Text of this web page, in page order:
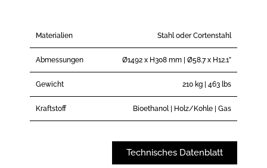
Materialien Stahl oder Cortenstahl
Abmessungen Ø1492 x H308 mm | Ø58.7 x H12.1”
Gewicht 210 kg | 463 lbs
Kraftstoff Bioethanol | Holz/Kohle | Gas
Technisches Datenblatt